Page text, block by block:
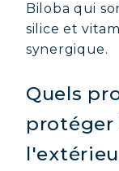
Biloba qui
silice et
synergique.
Quels
protéger